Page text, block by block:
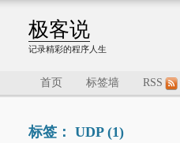
极客说
记录精彩的程序人生
首页 标签墙 RSS
标签： UDP (1)